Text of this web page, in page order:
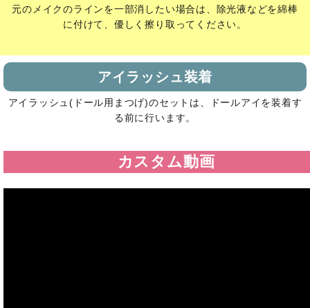
元のメイクのラインを一部消したい場合は、除光液などを綿棒
に付けて、優しく擦り取ってください。
アイラッシュ装着
アイラッシュ(ドール用まつげ)のセットは、ドールアイを装着す
る前に行います。
カスタム動画